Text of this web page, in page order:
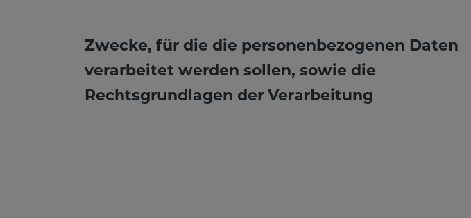
Zwecke, für die die personenbezogenen Daten
verarbeitet werden sollen, sowie die
Rechtsgrundlagen der Verarbeitung